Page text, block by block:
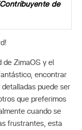
de
de ZimaOS y el
encontrar
puede ser
que preferimos
cuando se
frustrantes, esta